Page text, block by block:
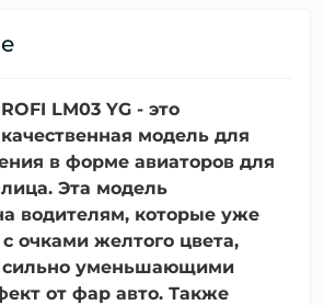
LM03 YG - это
модель для
в форме авиаторов для
Эта модель
водителям, которые уже
очками желтого цвета,
сильно уменьшающими
от фар авто. Также